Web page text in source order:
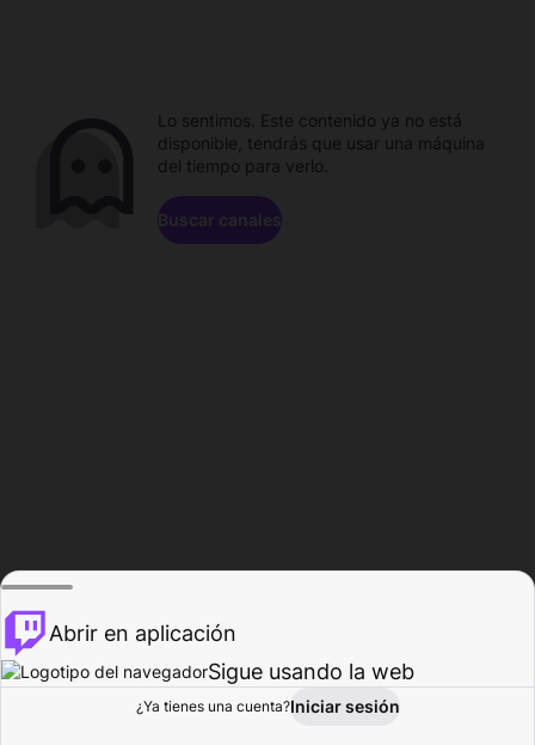
Explorar Actividad
Lo sentimos. Este contenido ya no está
disponible, tendrás que usar una máquina
del tiempo para verlo.
Buscar canales
Abrir en aplicación
Sigue usando la web
¿Ya tienes una cuenta?Iniciar sesión